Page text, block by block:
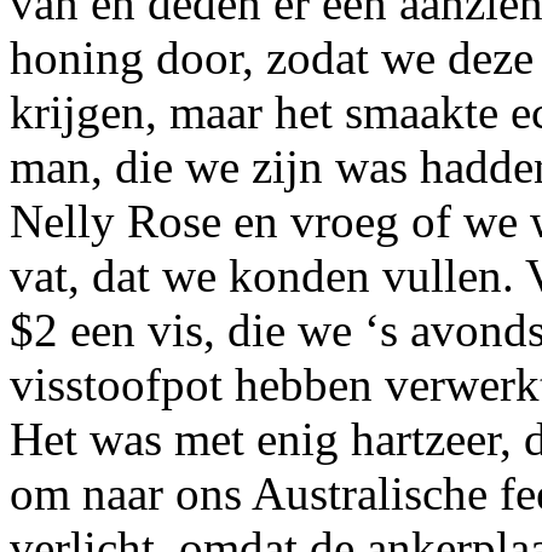
honing door, zodat we
krijgen, maar het smaakte
man, die we zijn was
Nelly Rose en vroeg of we
vat, dat we konden vullen.
$2 een vis, die we ‘s
visstoofpot hebben
Het was met enig hartzeer,
om naar ons Australische